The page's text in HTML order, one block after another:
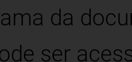
da
ser